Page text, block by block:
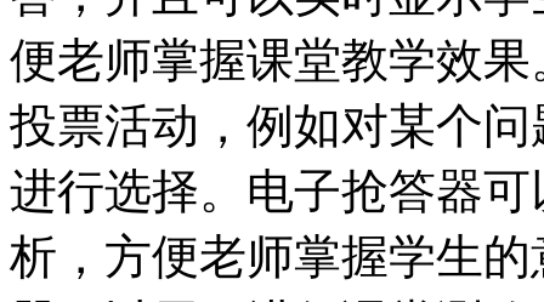
便老师掌握课堂教学效
投票活动，例如对某个
进行选择。电子抢答器
析，方便老师掌握学生